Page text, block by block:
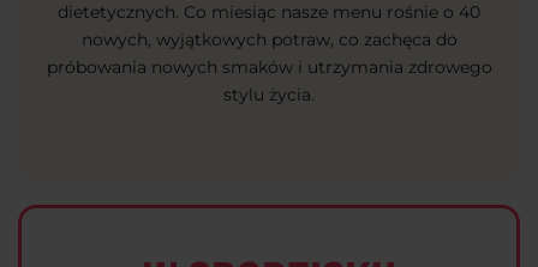
dietetycznych. Co miesiąc nasze menu rośnie o 40
nowych, wyjątkowych potraw, co zachęca do
próbowania nowych smaków i utrzymania zdrowego
stylu życia.